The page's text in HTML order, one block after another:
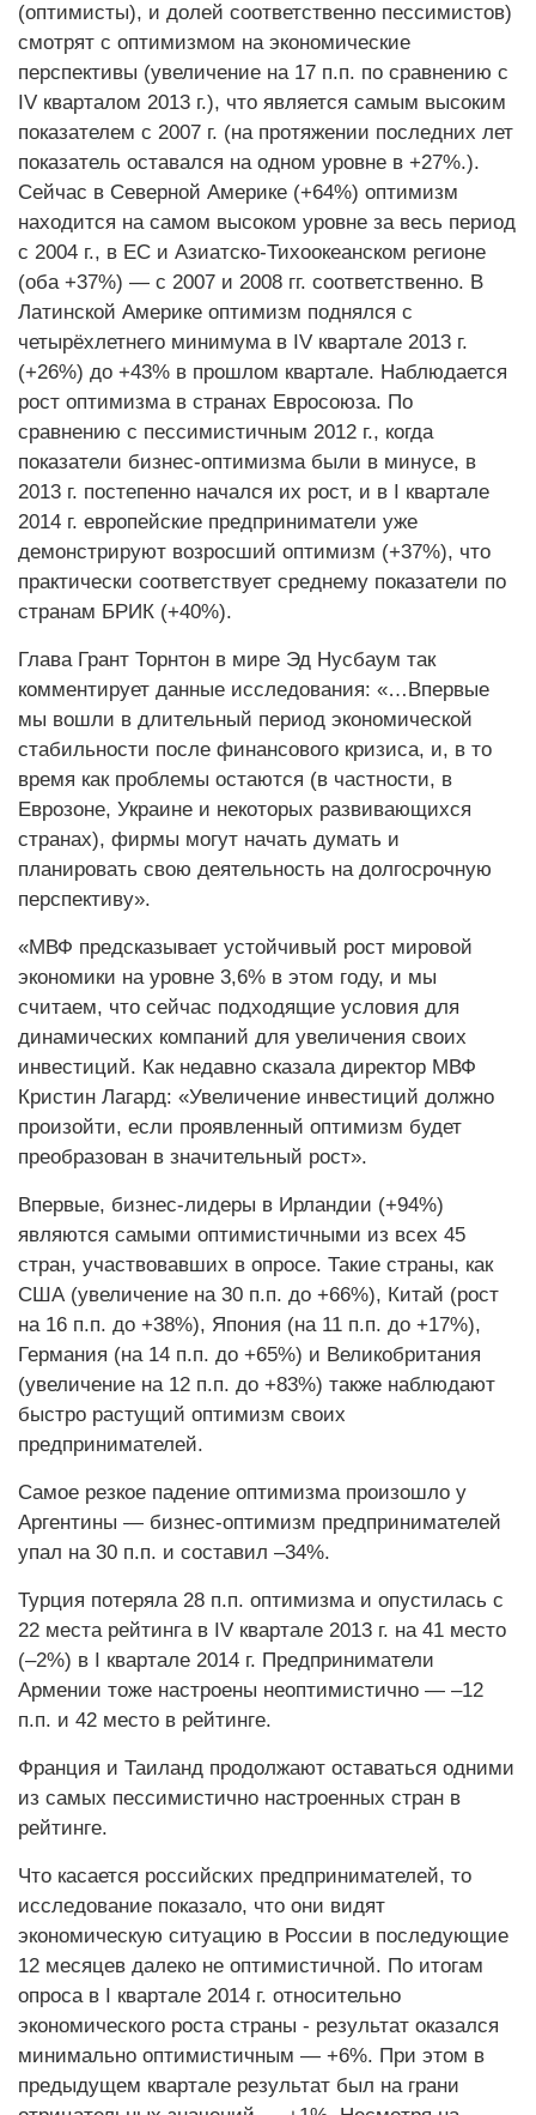
(оптимисты), и долей соответственно пессимистов)
смотрят с оптимизмом на экономические
перспективы (увеличение на 17 п.п. по сравнению с
IV кварталом 2013 г.), что является самым высоким
показателем с 2007 г. (на протяжении последних лет
показатель оставался на одном уровне в +27%.).
Сейчас в ​​Северной Америке (+64%) оптимизм
находится на самом высоком уровне за весь период
с 2004 г., в ЕС и Азиатско-Тихоокеанском регионе
(оба +37%) — с 2007 и 2008 гг. соответственно. В
Латинской Америке оптимизм поднялся с
четырёхлетнего минимума в IV квартале 2013 г.
(+26%) до +43% в прошлом квартале. Наблюдается
рост оптимизма в странах Евросоюза. По
сравнению с пессимистичным 2012 г., когда
показатели бизнес-оптимизма были в минусе, в
2013 г. постепенно начался их рост, и в I квартале
2014 г. европейские предприниматели уже
демонстрируют возросший оптимизм (+37%), что
практически соответствует среднему показатели по
странам БРИК (+40%).
Глава Грант Торнтон в мире Эд Нусбаум так
комментирует данные исследования: «…Впервые
мы вошли в длительный период экономической
стабильности после финансового кризиса, и, в то
время как проблемы остаются (в частности, в
Еврозоне, Украине и некоторых развивающихся
странах), фирмы могут начать думать и
планировать свою деятельность на долгосрочную
перспективу».
«МВФ предсказывает устойчивый рост мировой
экономики на уровне 3,6% в этом году, и мы
считаем, что сейчас подходящие условия для
динамических компаний для увеличения своих
инвестиций. Как недавно сказала директор МВФ
Кристин Лагард: «Увеличение инвестиций должно
произойти, если проявленный оптимизм будет
преобразован в значительный рост».
Впервые, бизнес-лидеры в Ирландии (+94%)
являются самыми оптимистичными из всех 45
стран, участвовавших в опросе. Такие страны, как
США (увеличение на 30 п.п. до +66%), Китай (рост
на 16 п.п. до +38%), Япония (на 11 п.п. до +17%),
Германия (на 14 п.п. до +65%) и Великобритания
(увеличение на 12 п.п. до +83%) также наблюдают
быстро растущий оптимизм своих
предпринимателей.
Самое резкое падение оптимизма произошло у
Аргентины — бизнес-оптимизм предпринимателей
упал на 30 п.п. и составил –34%.
Турция потеряла 28 п.п. оптимизма и опустилась с
22 места рейтинга в IV квартале 2013 г. на 41 место
(–2%) в I квартале 2014 г. Предприниматели
Армении тоже настроены неоптимистично — –12
п.п. и 42 место в рейтинге.
Франция и Таиланд продолжают оставаться одними
из самых пессимистично настроенных стран в
рейтинге.
Что касается российских предпринимателей, то
исследование показало, что они видят
экономическую ситуацию в России в последующие
12 месяцев далеко не оптимистичной. По итогам
опроса в I квартале 2014 г. относительно
экономического роста страны - результат оказался
минимально оптимистичным — +6%. При этом в
предыдущем квартале результат был на грани